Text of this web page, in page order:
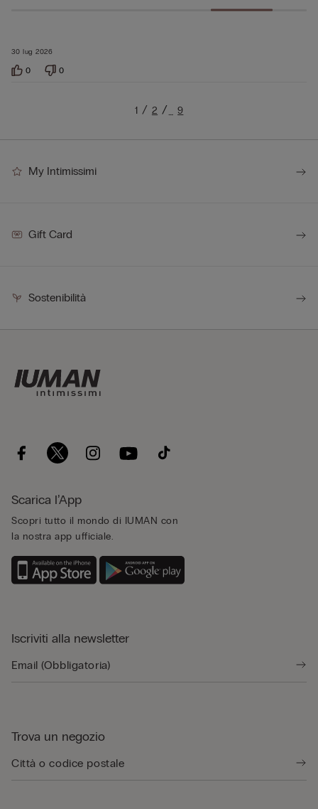
30 lug 2026
0 0
1 2 … 9
My Intimissimi
Gift Card
Sostenibilità
Scarica l’App
Scopri tutto il mondo di IUMAN con
la nostra app ufficiale.
Iscriviti alla newsletter
Trova un negozio